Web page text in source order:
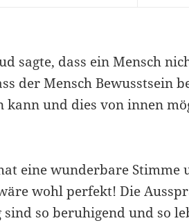
sagte, dass ein Mensch
der Mensch Bewusstsein
kann und dies von innen
eine wunderbare
wohl perfekt! Die
sind so beruhigend und so